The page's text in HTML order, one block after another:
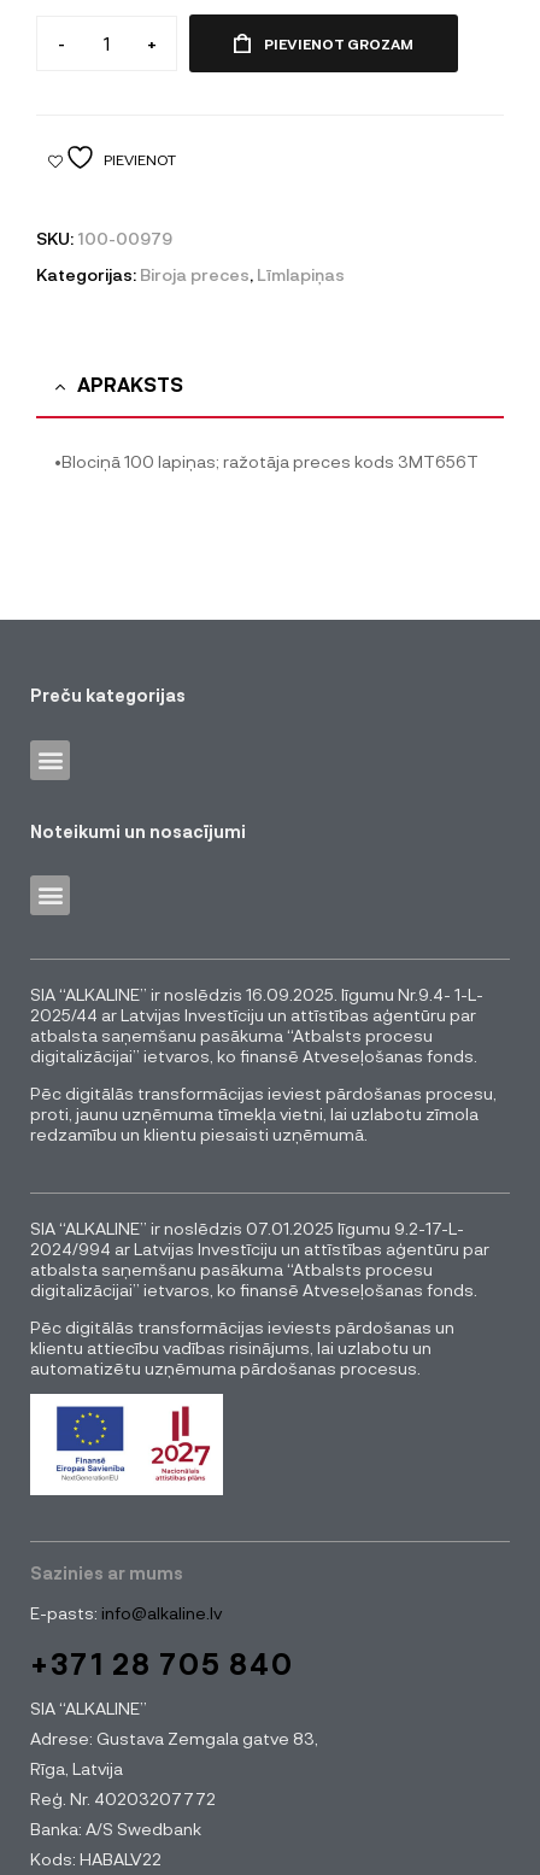
- + PIEVIENOT GROZAM
PIEVIENOT
SKU: 100-00979
Kategorijas: Biroja preces, Līmlapiņas
APRAKSTS
•Blociņā 100 lapiņas; ražotāja preces kods 3MT656T
Preču kategorijas
Noteikumi un nosacījumi
SIA “ALKALINE” ir noslēdzis 16.09.2025. līgumu Nr.9.4- 1-L-
2025/44 ar Latvijas Investīciju un attīstības aģentūru par
atbalsta saņemšanu pasākuma “Atbalsts procesu
digitalizācijai” ietvaros, ko finansē Atveseļošanas fonds.
Pēc digitālās transformācijas ieviest pārdošanas procesu,
proti, jaunu uzņēmuma tīmekļa vietni, lai uzlabotu zīmola
redzamību un klientu piesaisti uzņēmumā.
SIA “ALKALINE” ir noslēdzis 07.01.2025 līgumu 9.2-17-L-
2024/994 ar Latvijas Investīciju un attīstības aģentūru par
atbalsta saņemšanu pasākuma “Atbalsts procesu
digitalizācijai” ietvaros, ko finansē Atveseļošanas fonds.
Pēc digitālās transformācijas ieviests pārdošanas un
klientu attiecību vadības risinājums, lai uzlabotu un
automatizētu uzņēmuma pārdošanas procesus.
Sazinies ar mums
E-pasts: info@alkaline.lv
+371 28 705 840
SIA “ALKALINE”
Adrese: Gustava Zemgala gatve 83,
Rīga, Latvija
Reģ. Nr. 40203207772
Banka: A/S Swedbank
Kods: HABALV22